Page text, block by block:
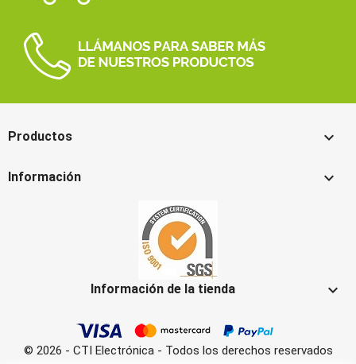
Productos 
Información 
Información de la tienda 
© 2026 - CTI Electrónica - Todos los derechos reservados